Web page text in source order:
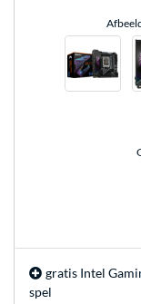
gratis Intel
spel